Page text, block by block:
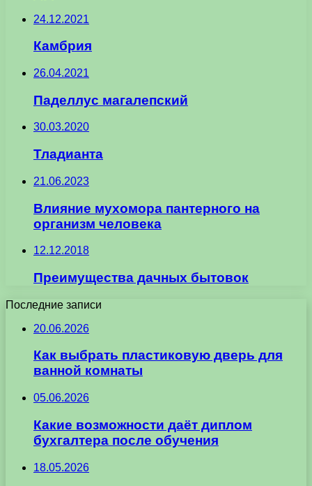
24.12.2021
Камбрия
26.04.2021
Паделлус магалепский
30.03.2020
Тладианта
21.06.2023
Влияние мухомора пантерного на
организм человека
12.12.2018
Преимущества дачных бытовок
Последние записи
20.06.2026
Как выбрать пластиковую дверь для
ванной комнаты
05.06.2026
Какие возможности даёт диплом
бухгалтера после обучения
18.05.2026